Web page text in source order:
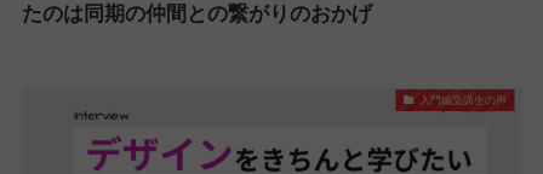
たのは同期の仲間との繋がりのおかげ
入門編受講生の声